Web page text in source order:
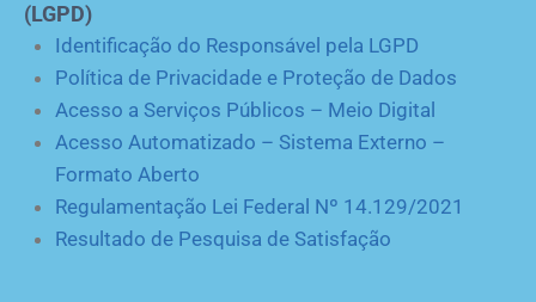
(LGPD)
Identificação do Responsável pela LGPD
Política de Privacidade e Proteção de Dados
Acesso a Serviços Públicos – Meio Digital
Acesso Automatizado – Sistema Externo –
Formato Aberto
Regulamentação Lei Federal Nº 14.129/2021
Resultado de Pesquisa de Satisfação